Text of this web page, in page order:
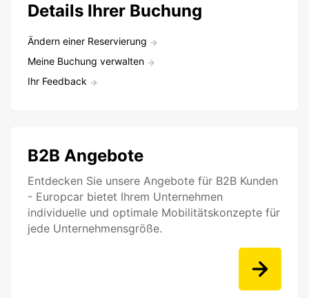
Details Ihrer Buchung
Ändern einer Reservierung
Meine Buchung verwalten
Ihr Feedback
B2B Angebote
Entdecken Sie unsere Angebote für B2B Kunden
- Europcar bietet Ihrem Unternehmen
individuelle und optimale Mobilitätskonzepte für
jede Unternehmensgröße.